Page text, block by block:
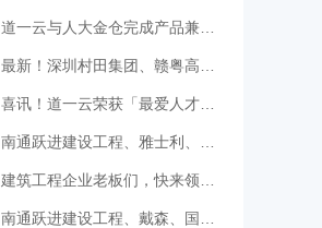
道一云与人大金仓完成产品兼容性认证
最新！深圳村田集团、赣粤高速、长锦建设工程、中世运物流等企业签约道一云
喜讯！道一云荣获「最爱人才雇主」「广州最佳雇主」等雇主品牌大奖！
南通跃进建设工程、雅士利、国晶辉等企业选择道一云
建筑工程企业老板们，快来领取专属数字化行业解决方案
南通跃进建设工程、戴森、国晶辉新材料等企业选择道一云